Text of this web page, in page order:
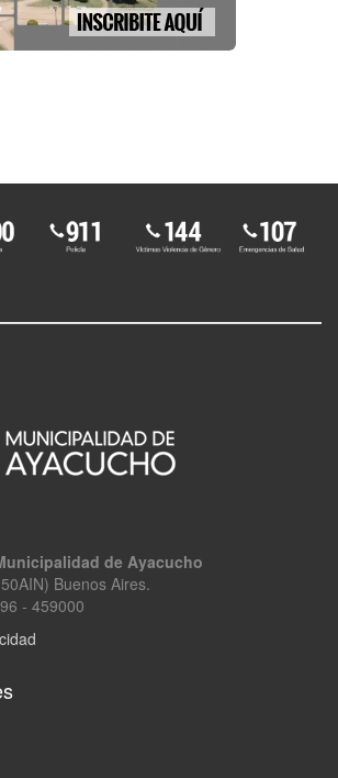
de Ayacucho
Buenos Aires.
- 459000